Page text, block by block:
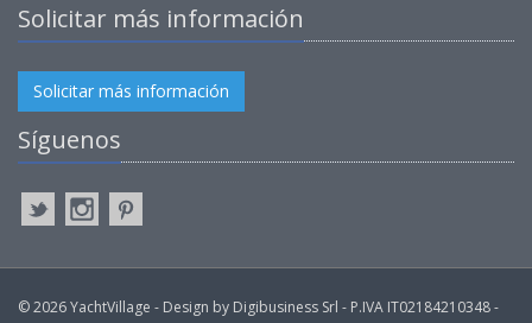
Solicitar más información
Solicitar más información
Síguenos
© 2026 YachtVillage - Design by Digibusiness Srl - P.IVA IT02184210348 -